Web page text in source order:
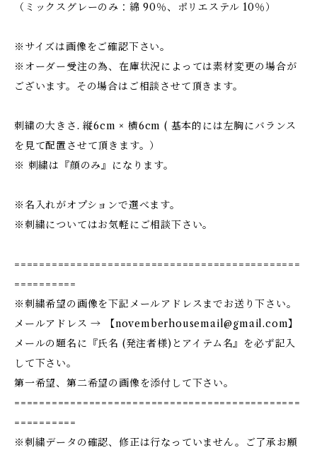
（ミックスグレーのみ：綿 90％、ポリエステル 10％）
※サイズは画像をご確認下さい。
※オーダー受注の為、在庫状況によっては素材変更の場合が
ございます。その場合はご相談させて頂きます。
刺繍の大きさ. 縦6cm × 横6cm ( 基本的には左胸にバランス
を見て配置させて頂きます。）
※ 刺繍は『顔のみ』になります。
※名入れがオプションで選べます。
※刺繍についてはお気軽にご相談下さい。
==============================================
==========
※刺繍希望の画像を下記メールアドレスまでお送り下さい。
メールアドレス → 【novemberhousemail@gmail.com】
メールの題名に『氏名 (発注者様)とアイテム名』を必ず記入
して下さい。
第一希望、第二希望の画像を添付して下さい。
==============================================
==========
※刺繍データの確認、修正は行なっていません。ご了承お願